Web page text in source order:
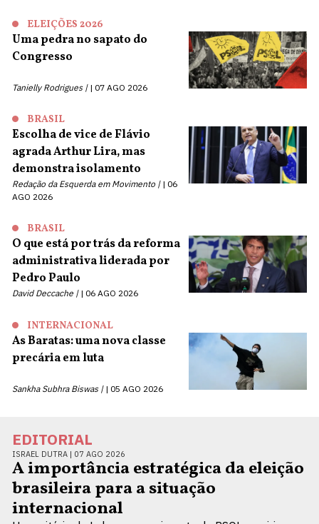
ELEIÇÕES 2026
Uma pedra no sapato do
Congresso
Tanielly Rodrigues | 07 AGO 2026
BRASIL
Escolha de vice de Flávio
agrada Arthur Lira, mas
demonstra isolamento
Redação da Esquerda em Movimento |
06
AGO 2026
BRASIL
O que está por trás da reforma
administrativa liderada por
Pedro Paulo
David Deccache | 06 AGO 2026
INTERNACIONAL
As Baratas: uma nova classe
precária em luta
Sankha Subhra Biswas | 05 AGO 2026
EDITORIAL
ISRAEL DUTRA | 07 AGO 2026
A importância estratégica da eleição
brasileira para a situação
internacional